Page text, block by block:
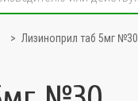
Лизиноприл таб 5мг №30